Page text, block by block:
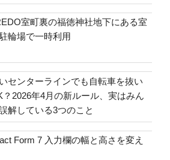
室町裏の福徳神社地下にある室
輪場で一時利用
センターラインでも自転車を抜い
？2026年4月の新ルール、実はみん
解している3つのこと
Form 7 入力欄の幅と高さを変え